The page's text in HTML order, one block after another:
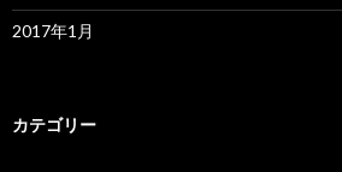
2017年1月
カテゴリー